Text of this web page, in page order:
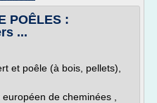
POÊLES :
...
et poêle (à bois, pellets),
de cheminées ,